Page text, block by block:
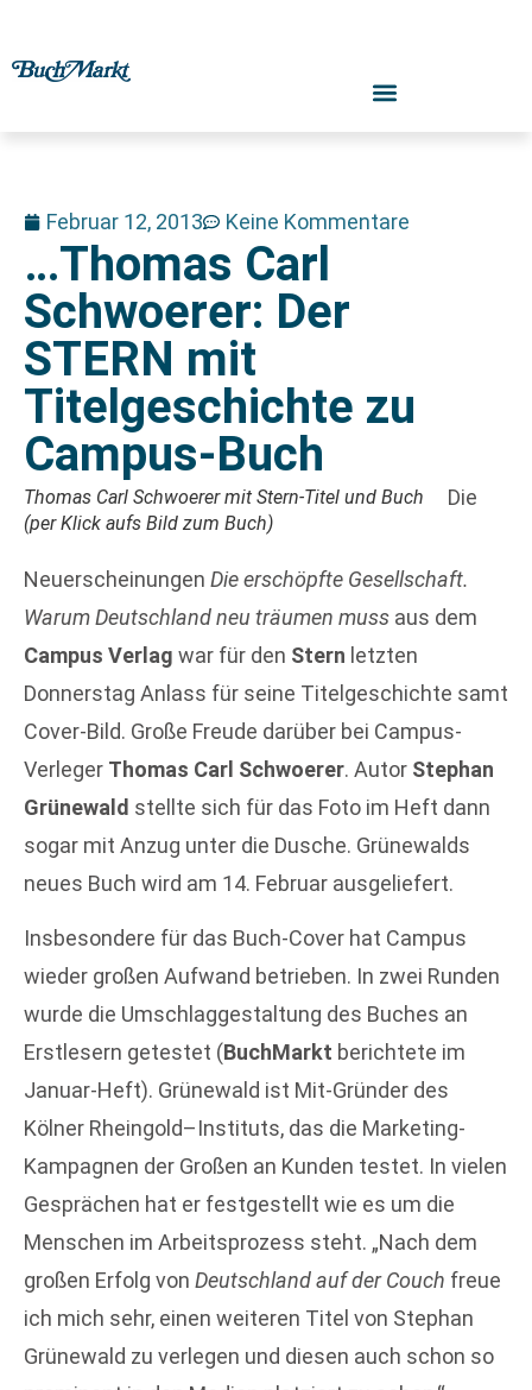
Februar 12, 2013 Keine Kommentare
…Thomas Carl
Schwoerer: Der
STERN mit
Titelgeschichte zu
Campus-Buch
Thomas Carl Schwoerer mit Stern-Titel und Buch
(per Klick aufs Bild zum Buch)
Die
Neuerscheinungen Die erschöpfte Gesellschaft.
Warum Deutschland neu träumen muss aus dem
Campus Verlag war für den Stern letzten
Donnerstag Anlass für seine Titelgeschichte samt
Cover-Bild. Große Freude darüber bei Campus-
Verleger Thomas Carl Schwoerer. Autor Stephan
Grünewald stellte sich für das Foto im Heft dann
sogar mit Anzug unter die Dusche. Grünewalds
neues Buch wird am 14. Februar ausgeliefert.
Insbesondere für das Buch-Cover hat Campus
wieder großen Aufwand betrieben. In zwei Runden
wurde die Umschlaggestaltung des Buches an
Erstlesern getestet (BuchMarkt berichtete im
Januar-Heft). Grünewald ist Mit-Gründer des
Kölner Rheingold–Instituts, das die Marketing-
Kampagnen der Großen an Kunden testet. In vielen
Gesprächen hat er festgestellt wie es um die
Menschen im Arbeitsprozess steht. „Nach dem
großen Erfolg von Deutschland auf der Couch freue
ich mich sehr, einen weiteren Titel von Stephan
Grünewald zu verlegen und diesen auch schon so